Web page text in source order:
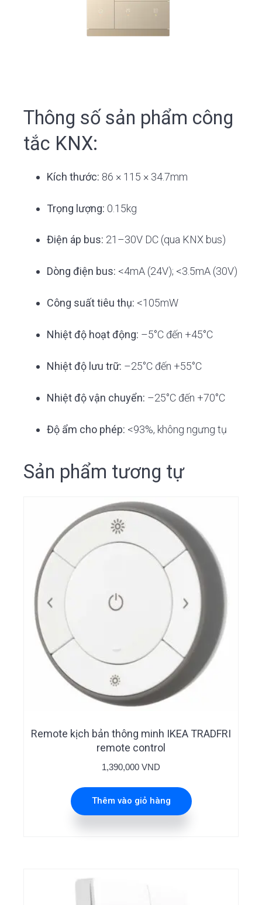
Thông số sản phẩm công
tắc KNX:
Kích thước: 86 × 115 × 34.7mm
Trọng lượng: 0.15kg
Điện áp bus: 21–30V DC (qua KNX bus)
Dòng điện bus: <4mA (24V); <3.5mA (30V)
Công suất tiêu thụ: <105mW
Nhiệt độ hoạt động: –5°C đến +45°C
Nhiệt độ lưu trữ: –25°C đến +55°C
Nhiệt độ vận chuyển: –25°C đến +70°C
Độ ẩm cho phép: <93%, không ngưng tụ
Sản phẩm tương tự
Remote kịch bản thông minh IKEA TRADFRI
remote control
1,390,000 VND
Thêm vào giỏ hàng